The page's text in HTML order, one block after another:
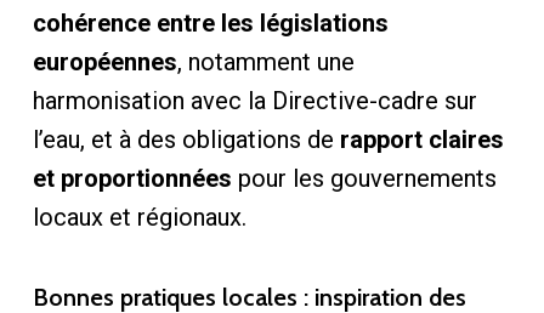
cohérence entre les législations
européennes, notamment une
harmonisation avec la Directive-cadre sur
l’eau, et à des obligations de rapport claires
et proportionnées pour les gouvernements
locaux et régionaux.
Bonnes pratiques locales : inspiration des